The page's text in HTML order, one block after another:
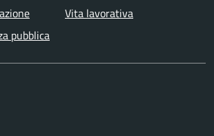
pubblica
Vita lavorativa